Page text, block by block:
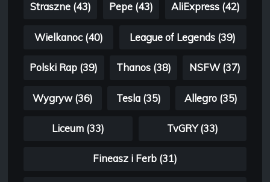
Straszne (43) Pepe (43) AliExpress (42)
Wielkanoc (40) League of Legends (39)
Polski Rap (39) Thanos (38) NSFW (37)
Wygryw (36) Tesla (35) Allegro (35)
Liceum (33) TvGRY (33)
Fineasz i Ferb (31)